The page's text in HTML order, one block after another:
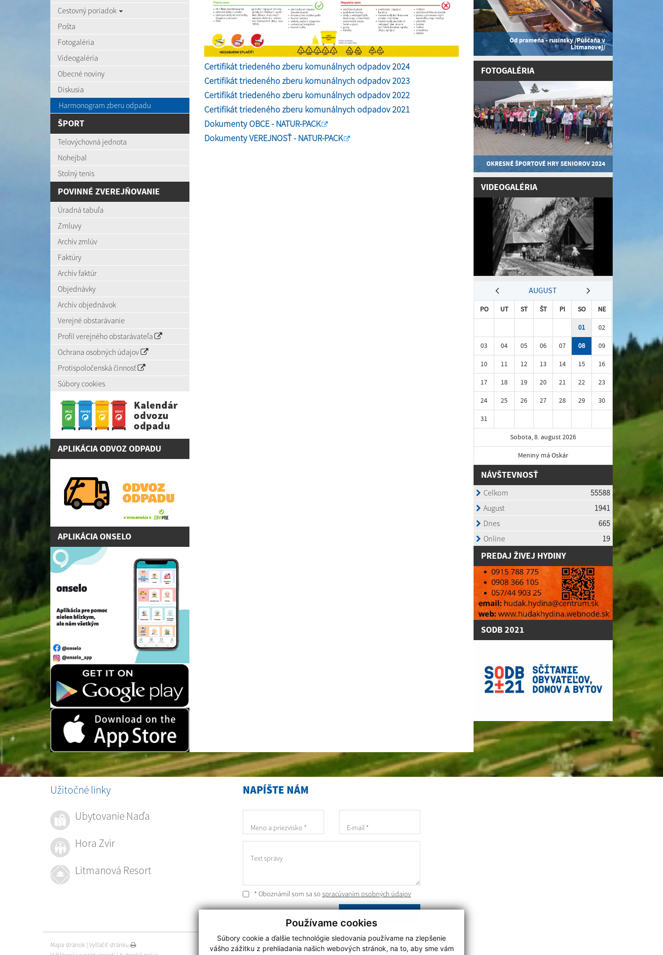
Používame cookies
Súbory cookie a ďalšie technológie sledovania používame na zlepšenie
vášho zážitku z prehliadania našich webových stránok, na to, aby sme vám
Cestovný poriadok
Pošta
Fotogaléria
Videogaléria
Obecné noviny
Diskusia
Harmonogram zberu odpadu
ŠPORT
Telovýchovná jednota
Nohejbal
Stolný tenis
POVINNÉ ZVEREJŇOVANIE
Úradná tabuľa
Zmluvy
Archív zmlúv
Faktúry
Archív faktúr
Objednávky
Archív objednávok
Verejné obstarávanie
Profil verejného obstarávateľa
Ochrana osobných údajov
Protispoločenská činnosť
Súbory cookies
APLIKÁCIA ODVOZ ODPADU
APLIKÁCIA ONSELO
Certifikát triedeného zberu komunálnych odpadov 2024
Certifikát triedeného zberu komunálnych odpadov 2023
Certifikát triedeného zberu komunálnych odpadov 2022
Certifikát triedeného zberu komunálnych odpadov 2021
Dokumenty OBCE - NATUR-PACK
Dokumenty VEREJNOSŤ - NATUR-PACK
Od prameňa - rusínsky /Púščaňa v
Litmanovej/
FOTOGALÉRIA
OKRESNÉ ŠPORTOVÉ HRY SENIOROV 2024
VIDEOGALÉRIA
AUGUST
PO UT ST ŠT PI SO
NE
01
02
03
04 05 06 07 08
09
10
11 12 13 14 15
16
17
18 19 20 21 22
23
24
25 26 27 28 29
30
31
Sobota, 8. august 2026
Meniny má Oskár
NÁVŠTEVNOSŤ
PREDAJ ŽIVEJ HYDINY
SODB 2021
NAPÍŠTE NÁM
Meno a priezvisko * E-mail *
Text správy
* Oboznámil som sa so spracúvaním osobných údajov
Užitočné linky
Ubytovanie Naďa
Hora Zvir
Litmanová Resort
Posledná aktualizácia:
24.07.2026
Mapa stránok | Vytlačiť stránku